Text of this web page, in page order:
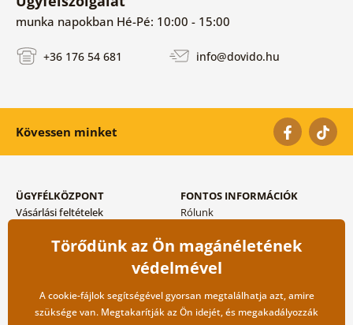
munka napokban Hé-Pé: 10:00 - 15:00
+36 176 54 681 info@dovido.hu
Kövessen minket
ÜGYFÉLKÖZPONT
Vásárlási feltételek
Szállítási és fizetési módok
FONTOS INFORMÁCIÓK
Rólunk
Blog
Kapcsolat
Nagykereskedelmi
együttműködés
Törődünk az Ön magánéletének
védelmével
A cookie-fájlok segítségével gyorsan megtalálhatja azt, amire
szüksége van. Megtakarítják az Ön idejét, és megakadályozzák